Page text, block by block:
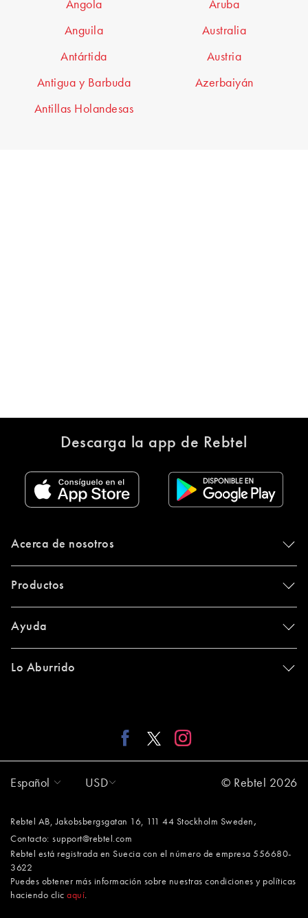
Angola
Anguila
Antártida
Antigua y Barbuda
Antillas Holandesas
Aruba
Australia
Austria
Azerbaiyán
Descarga la app de Rebtel
Acerca de nosotros
Productos
Ayuda
Lo Aburrido
Español USD © Rebtel 2026
Rebtel AB, Jakobsbergsgatan 16, 111 44 Stockholm Sweden ,
Contacto: support@rebtel.com
Rebtel está registrada en Suecia con el número de empresa 556680-
3622
Puedes obtener más información sobre nuestras condiciones y políticas
haciendo clic aquí.